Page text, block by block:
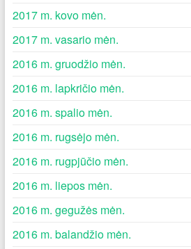
2017 m. kovo mėn.
2017 m. vasario mėn.
2016 m. gruodžio mėn.
2016 m. lapkričio mėn.
2016 m. spalio mėn.
2016 m. rugsėjo mėn.
2016 m. rugpjūčio mėn.
2016 m. liepos mėn.
2016 m. gegužės mėn.
2016 m. balandžio mėn.